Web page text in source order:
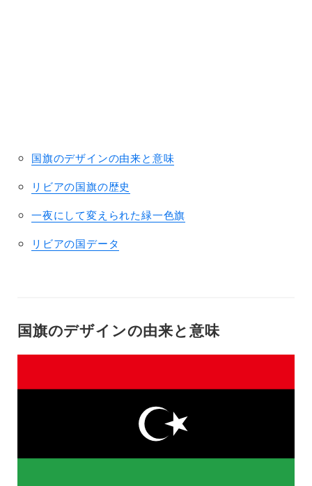
国旗のデザインの由来と意味
リビアの国旗の歴史
一夜にして変えられた緑一色旗
リビアの国データ
国旗のデザインの由来と意味